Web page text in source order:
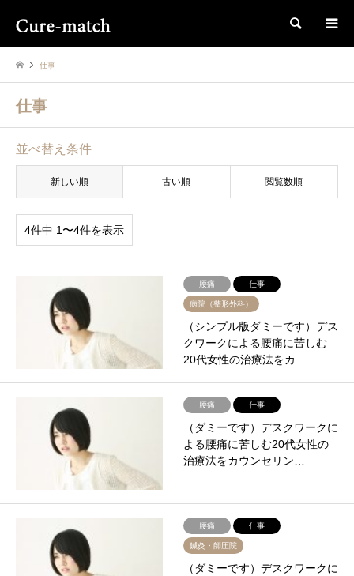
検索
仕事
仕事
並べ替え条件
新しい順 古い順 閲覧数順
4件中 1〜4件を表示
腰痛 仕事
病院（整形外科）
（シンプル版ダミーです）デス
クワークによる腰痛に苦しむ
20代女性の治療法をカ…
腰痛 仕事
（ダミーです）デスクワークに
よる腰痛に苦しむ20代女性の
治療法をカウンセリン…
腰痛 仕事
鍼灸・師圧院
（ダミーです）デスクワークに